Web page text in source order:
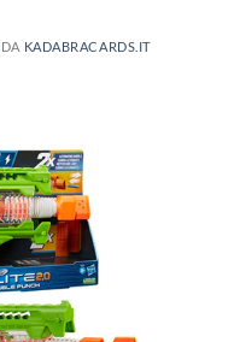
DA KADABRACARDS.IT